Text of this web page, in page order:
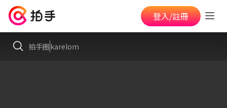
登入/註冊
拍手圈karelom